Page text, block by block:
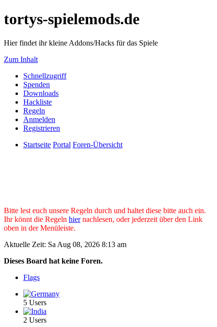
tortys-spielemods.de
Hier findet ihr kleine Addons/Hacks für das Spiele
Zum Inhalt
Schnellzugriff
Spenden
Downloads
Hackliste
Regeln
Anmelden
Registrieren
Startseite Portal Foren-Übersicht
Bitte lest euch unsere Regeln durch und haltet diese bitte auch ein.
Ihr könnt die Regeln hiernachlesen, oder jederzeit über den Link
oben in der Menüleiste.
Aktuelle Zeit: Sa Aug 08, 2026 8:13 am
Dieses Board hat keine Foren.
Flags
5 Users
2 Users